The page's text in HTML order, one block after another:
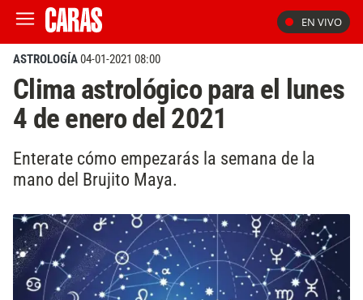
EN VIVO
ASTROLOGÍA04-01-2021 08:00
Clima astrológico para el lunes
4 de enero del 2021
Enterate cómo empezarás la semana de la
mano del Brujito Maya.